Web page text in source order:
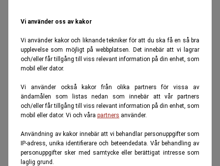
Vi använder oss av kakor
Vi använder kakor och liknande tekniker för att du ska få en så bra
upplevelse som möjligt på webbplatsen. Det innebär att vi lagrar
och/eller får tillgång till viss relevant information på din enhet, som
mobil eller dator.
Vi använder också kakor från olika partners för vissa av
ändamålen som listas nedan som innebär att vår partners
och/eller får tillgång till viss relevant information på din enhet, som
mobil eller dator. Vi och våra partners använder.
Användning av kakor innebär att vi behandlar personuppgifter som
IP-adress, unika identifierare och beteendedata. Vår behandling av
personuppgifter sker med samtycke eller berättigat intresse som
laglig grund.